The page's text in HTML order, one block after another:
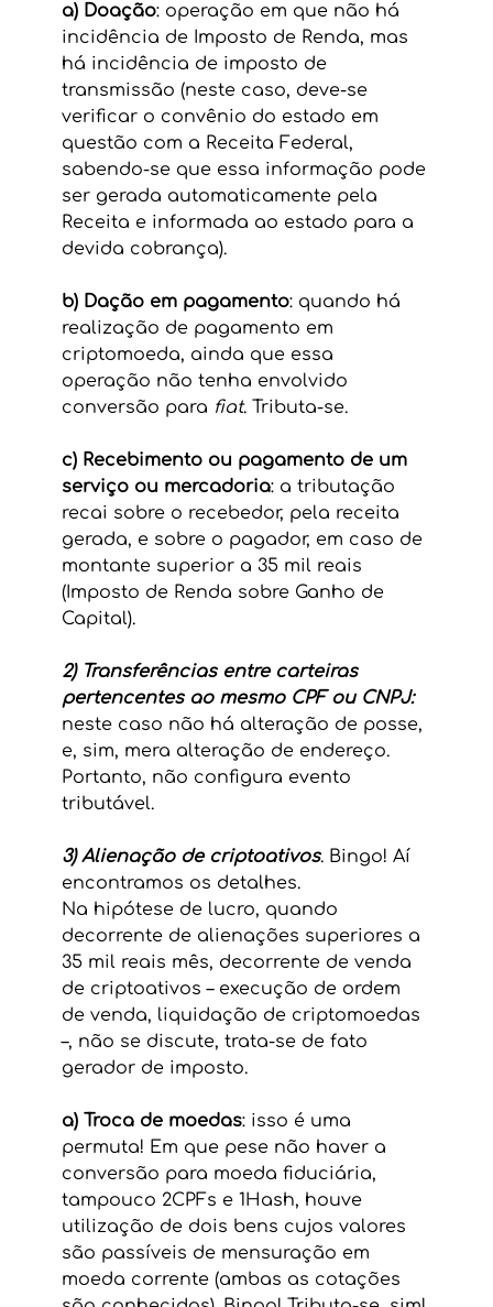
a) Doação: operação em que não há
incidência de Imposto de Renda, mas
há incidência de imposto de
transmissão (neste caso, deve-se
verificar o convênio do estado em
questão com a Receita Federal,
sabendo-se que essa informação pode
ser gerada automaticamente pela
Receita e informada ao estado para a
devida cobrança).
b) Dação em pagamento: quando há
realização de pagamento em
criptomoeda, ainda que essa
operação não tenha envolvido
conversão para fiat. Tributa-se.
c) Recebimento ou pagamento de um
serviço ou mercadoria: a tributação
recai sobre o recebedor, pela receita
gerada, e sobre o pagador, em caso de
montante superior a 35 mil reais
(Imposto de Renda sobre Ganho de
Capital).
2) Transferências entre carteiras
pertencentes ao mesmo CPF ou CNPJ:
neste caso não há alteração de posse,
e, sim, mera alteração de endereço.
Portanto, não configura evento
tributável.
3) Alienação de criptoativos. Bingo! Aí
encontramos os detalhes.
Na hipótese de lucro, quando
decorrente de alienações superiores a
35 mil reais mês, decorrente de venda
de criptoativos – execução de ordem
de venda, liquidação de criptomoedas
–, não se discute, trata-se de fato
gerador de imposto.
a) Troca de moedas: isso é uma
permuta! Em que pese não haver a
conversão para moeda fiduciária,
tampouco 2CPFs e 1Hash, houve
utilização de dois bens cujos valores
são passíveis de mensuração em
moeda corrente (ambas as cotações